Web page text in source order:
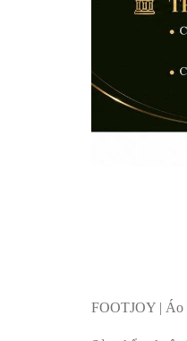
FOOTJOY | Áo